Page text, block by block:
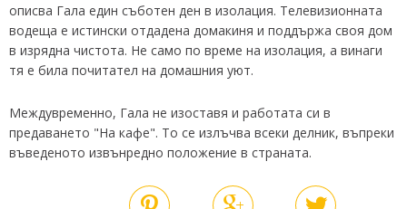
описва Гала един съботен ден в изолация. Телевизионната
водеща е истински отдадена домакиня и поддържа своя дом
в изрядна чистота. Не само по време на изолация, а винаги
тя е била почитател на домашния уют.
Междувременно, Гала не изоставя и работата си в
предаването "На кафе". То се излъчва всеки делник, въпреки
въведеното извънредно положение в страната.